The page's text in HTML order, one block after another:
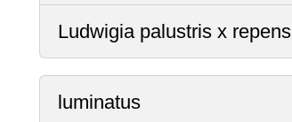
Ludwigia palustris x repens
luminatus